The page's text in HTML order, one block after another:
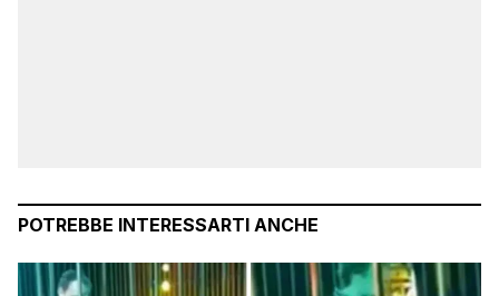
POTREBBE INTERESSARTI ANCHE